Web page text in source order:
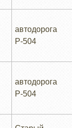
автодорога
Р-504
автодорога
Р-504